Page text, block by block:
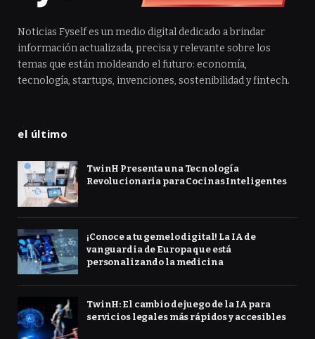
Noticias Fyself es un medio digital dedicado a brindar
información actualizada, precisa y relevante sobre los
temas que están moldeando el futuro: economía,
tecnología, startups, invenciones, sostenibilidad y fintech.
el último
TwinH Presenta una Tecnología
Revolucionaria para Cocinas Inteligentes
¡Conoce a tu gemelo digital! La IA de
vanguardia de Europa que está
personalizando la medicina
TwinH: El cambio de juego de la IA para
servicios legales más rápidos y accesibles